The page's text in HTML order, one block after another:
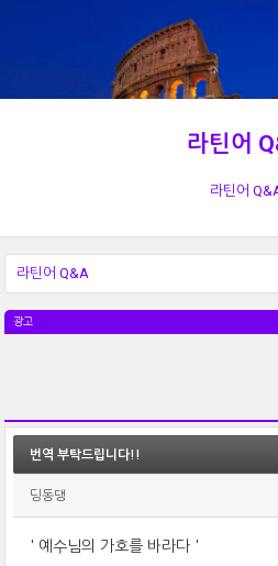
라틴어
라틴어
라틴어 Q&A
광고
번역 부탁드립니다!!
딩동댕
' 예수님의 가호를 바라다 '